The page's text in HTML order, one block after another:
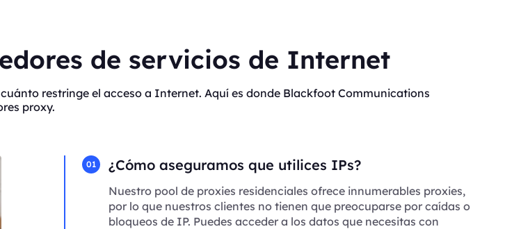
de servicios de Internet
restringe el acceso a Internet. Aquí es donde Blackfoot Communications
proxy.
01 ¿Cómo aseguramos que utilices IPs?
Nuestro pool de proxies residenciales ofrece innumerables proxies,
por lo que nuestros clientes no tienen que preocuparse por caídas o
bloqueos de IP. Puedes acceder a los datos que necesitas con